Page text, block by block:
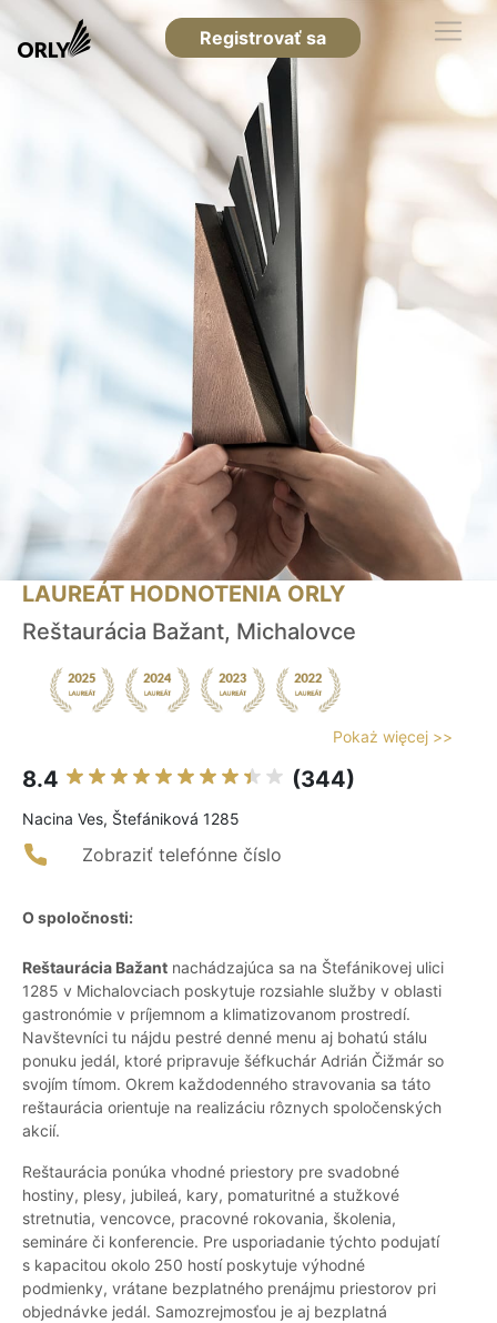
Registrovať sa
LAUREÁT HODNOTENIA ORLY
Reštaurácia Bažant, Michalovce
Pokaż więcej >>
8.4 (344)
Nacina Ves, Štefániková 1285
Zobraziť telefónne číslo
O spoločnosti:
Reštaurácia Bažant nachádzajúca sa na Štefánikovej ulici
1285 v Michalovciach poskytuje rozsiahle služby v oblasti
gastronómie v príjemnom a klimatizovanom prostredí.
Navštevníci tu nájdu pestré denné menu aj bohatú stálu
ponuku jedál, ktoré pripravuje šéfkuchár Adrián Čižmár so
svojím tímom. Okrem každodenného stravovania sa táto
reštaurácia orientuje na realizáciu rôznych spoločenských
akcií.
Reštaurácia ponúka vhodné priestory pre svadobné
hostiny, plesy, jubileá, kary, pomaturitné a stužkové
stretnutia, vencovce, pracovné rokovania, školenia,
semináre či konferencie. Pre usporiadanie týchto podujatí
s kapacitou okolo 250 hostí poskytuje výhodné
podmienky, vrátane bezplatného prenájmu priestorov pri
objednávke jedál. Samozrejmosťou je aj bezplatná